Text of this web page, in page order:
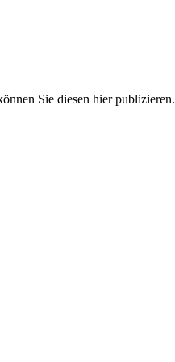
Sie diesen hier publizieren.